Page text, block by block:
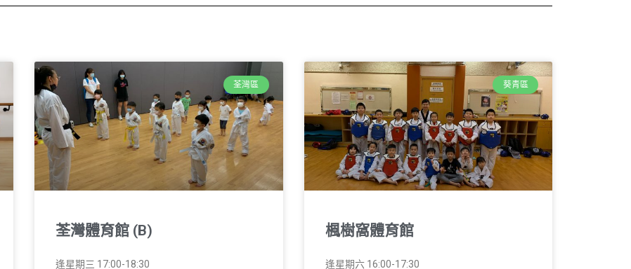
荃灣區
荃灣體育館 (B)
逢星期三 17:00-18:30
葵青區
楓樹窩體育館
逢星期六 16:00-17:30